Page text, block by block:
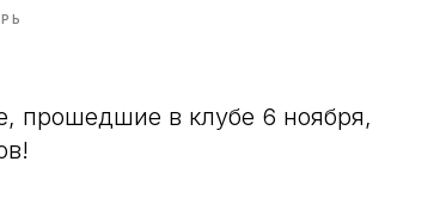
прошедшие в клубе 6 ноября,